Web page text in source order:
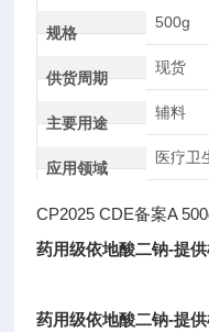
规格
500g
供货周期
现货
主要用途
辅料
应用领域
医疗卫
CP2025 CDE备案A
药用级依地酸二钠-提
药用级依地酸二钠-提